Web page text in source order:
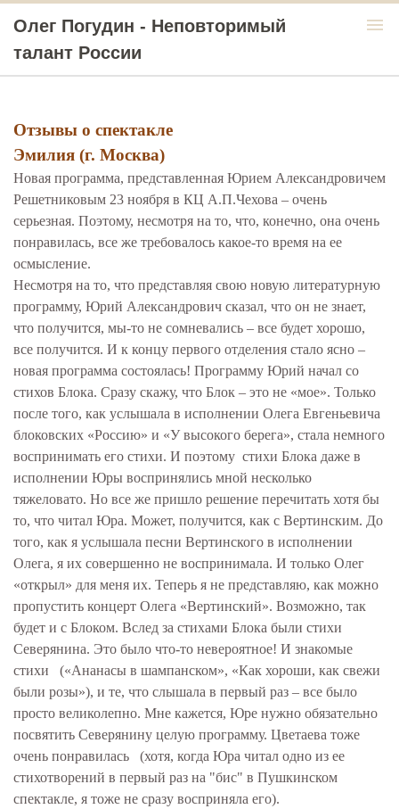
Олег Погудин - Неповторимый
талант России
menu
Отзывы о спектакле
Эмилия (г. Москва)
Новая программа, представленная Юрием Александровичем
Решетниковым 23 ноября в КЦ А.П.Чехова – очень
серьезная. Поэтому, несмотря на то, что, конечно, она очень
понравилась, все же требовалось какое-то время на ее
осмысление.
Несмотря на то, что представляя свою новую литературную
программу, Юрий Александрович сказал, что он не знает,
что получится, мы-то не сомневались – все будет хорошо,
все получится. И к концу первого отделения стало ясно –
новая программа состоялась! Программу Юрий начал со
стихов Блока. Сразу скажу, что Блок – это не «мое». Только
после того, как услышала в исполнении Олега Евгеньевича
блоковских «Россию» и «У высокого берега», стала немного
воспринимать его стихи. И поэтому стихи Блока даже в
исполнении Юры воспринялись мной несколько
тяжеловато. Но все же пришло решение перечитать хотя бы
то, что читал Юра. Может, получится, как с Вертинским. До
того, как я услышала песни Вертинского в исполнении
Олега, я их совершенно не воспринимала. И только Олег
«открыл» для меня их. Теперь я не представляю, как можно
пропустить концерт Олега «Вертинский». Возможно, так
будет и с Блоком. Вслед за стихами Блока были стихи
Северянина. Это было что-то невероятное! И знакомые
стихи («Ананасы в шампанском», «Как хороши, как свежи
были розы»), и те, что слышала в первый раз – все было
просто великолепно. Мне кажется, Юре нужно обязательно
посвятить Северянину целую программу. Цветаева тоже
очень понравилась (хотя, когда Юра читал одно из ее
стихотворений в первый раз на "бис" в Пушкинском
спектакле, я тоже не сразу восприняла его).